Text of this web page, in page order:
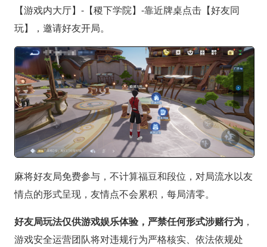
【游戏内大厅】-【稷下学院】-靠近牌桌点击【好友同
玩】，邀请好友开局。
麻将好友局免费参与，不计算福豆和段位，对局流水以友
情点的形式呈现，友情点不会累积，每局清零。
好友局玩法仅供游戏娱乐体验，严禁任何形式涉赌行为，
游戏安全运营团队将对违规行为严格核实、依法依规处